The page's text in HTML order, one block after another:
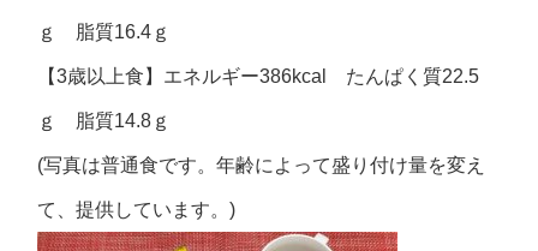
ｇ 脂質16.4ｇ
【3歳以上食】エネルギー386kcal たんぱく質22.5
ｇ 脂質14.8ｇ
(写真は普通食です。年齢によって盛り付け量を変え
て、提供しています。)